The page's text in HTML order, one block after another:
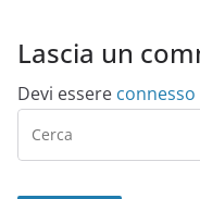
Lascia un
Devi essere connesso